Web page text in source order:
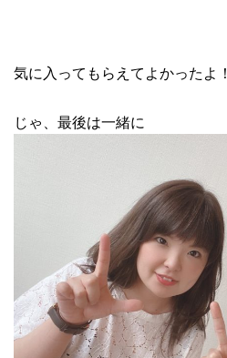
気に入ってもらえてよかったよ！
じゃ、最後は一緒に